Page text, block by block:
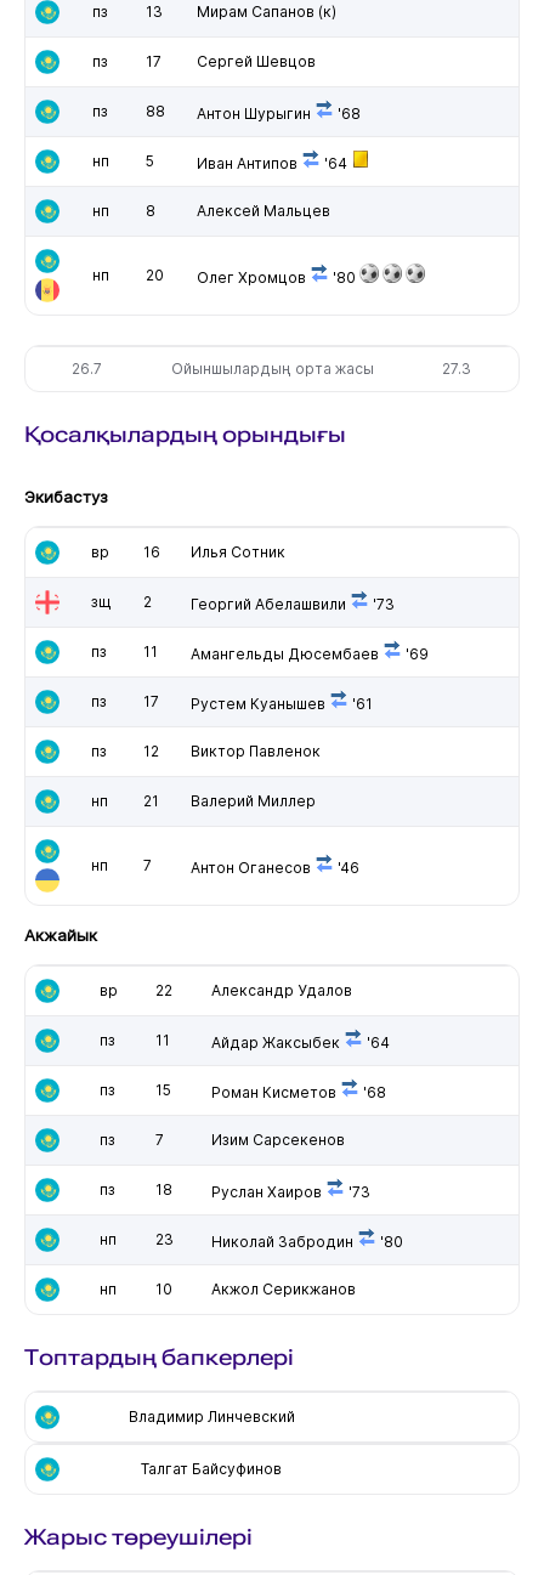
пз 13 Мирам Сапанов (к)
пз 17 Сергей Шевцов
пз 88 Антон Шурыгин '68
нп 5 Иван Антипов '64
нп 8 Алексей Мальцев
нп 20 Олег Хромцов '80
26.7 Ойыншылардың орта жасы 27.3
Қосалқылардың орындығы
Экибастуз
вр 16 Илья Сотник
зщ 2 Георгий Абелашвили '73
пз 11 Амангельды Дюсембаев '69
пз 17 Рустем Куанышев '61
пз 12 Виктор Павленок
нп 21 Валерий Миллер
нп 7 Антон Оганесов '46
Акжайык
вр 22 Александр Удалов
пз 11 Айдар Жаксыбек '64
пз 15 Роман Кисметов '68
пз 7 Изим Сарсекенов
пз 18 Руслан Хаиров '73
нп 23 Николай Забродин '80
нп 10 Акжол Серикжанов
Топтардың бапкерлері
Владимир Линчевский
Талгат Байсуфинов
Жарыс төреушілері